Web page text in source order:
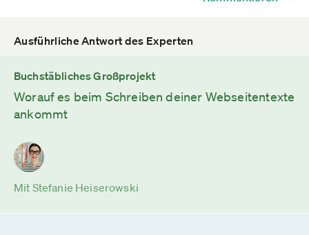
Ausführliche Antwort des Experten
Buchstäbliches Großprojekt
Worauf es beim Schreiben deiner Webseitentexte
ankommt
Mit Stefanie Heiserowski